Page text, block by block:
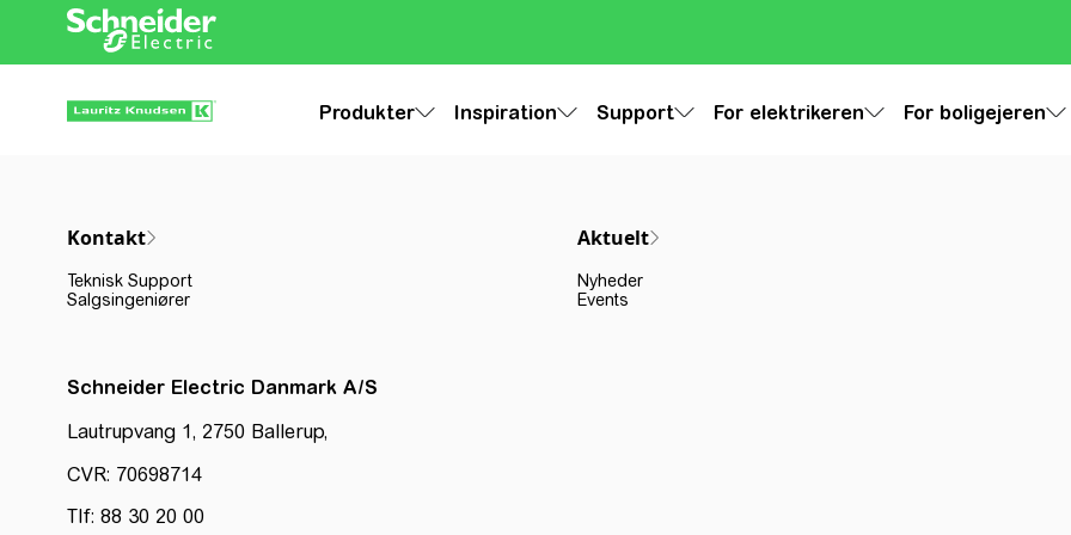
Produkter Inspiration Support For elektrikeren For boligejeren
Kontakt
Teknisk Support
Salgsingeniører
Aktuelt
Nyheder
Events
Schneider Electric Danmark A/S
Lautrupvang 1, 2750 Ballerup,
CVR: 70698714
Tlf: 88 30 20 00